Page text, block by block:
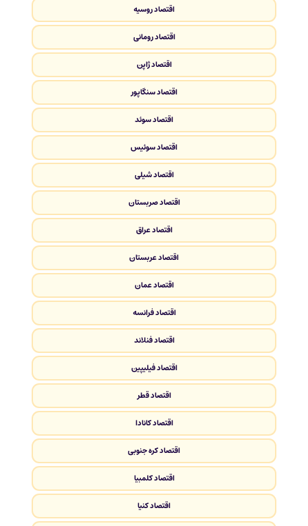
اقتصاد روسیه
اقتصاد رومانی
اقتصاد ژاپن
اقتصاد سنگاپور
اقتصاد سوئد
اقتصاد سوئیس
اقتصاد شیلی
اقتصاد صربستان
اقتصاد عراق
اقتصاد عربستان
اقتصاد عمان
اقتصاد فرانسه
اقتصاد فنلاند
اقتصاد فیلیپین
اقتصاد قطر
اقتصاد کانادا
اقتصاد کره جنوبی
اقتصاد کلمبیا
اقتصاد کنیا